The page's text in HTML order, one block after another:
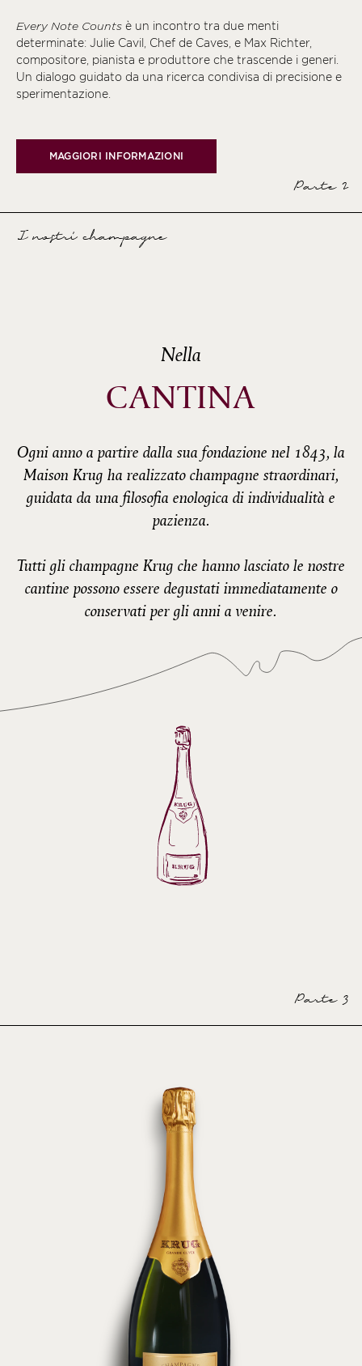
Every Note Counts è un incontro tra due menti
determinate: Julie Cavil, Chef de Caves, e Max Richter,
compositore, pianista e produttore che trascende i generi.
Un dialogo guidato da una ricerca condivisa di precisione e
sperimentazione.
MAGGIORI INFORMAZIONI
Parte 2
I nostri champagne
Nella
CANTINA
Ogni anno a partire dalla sua fondazione nel 1843, la
Maison Krug ha realizzato champagne straordinari,
guidata da una filosofia enologica di individualità e
pazienza.
Tutti gli champagne Krug che hanno lasciato le nostre
cantine possono essere degustati immediatamente o
conservati per gli anni a venire.
Parte 3